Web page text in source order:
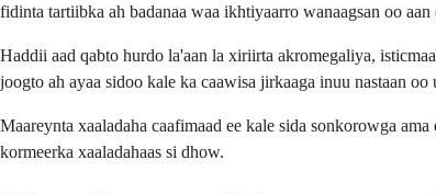
fidinta tartiibka ah badanaa waa ikhtiyaarro wanaagsan oo
Haddii aad qabto hurdo la'aan la xiriirta akromegaliya,
joogto ah ayaa sidoo kale ka caawisa jirkaaga inuu nastaan ​​oo
Maareynta xaaladaha caafimaad ee kale sida sonkorowga
kormeerka xaaladahaas si dhow.